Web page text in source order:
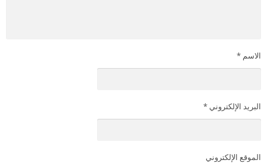
الاسم *
البريد الإلكتروني *
الموقع الإلكتروني